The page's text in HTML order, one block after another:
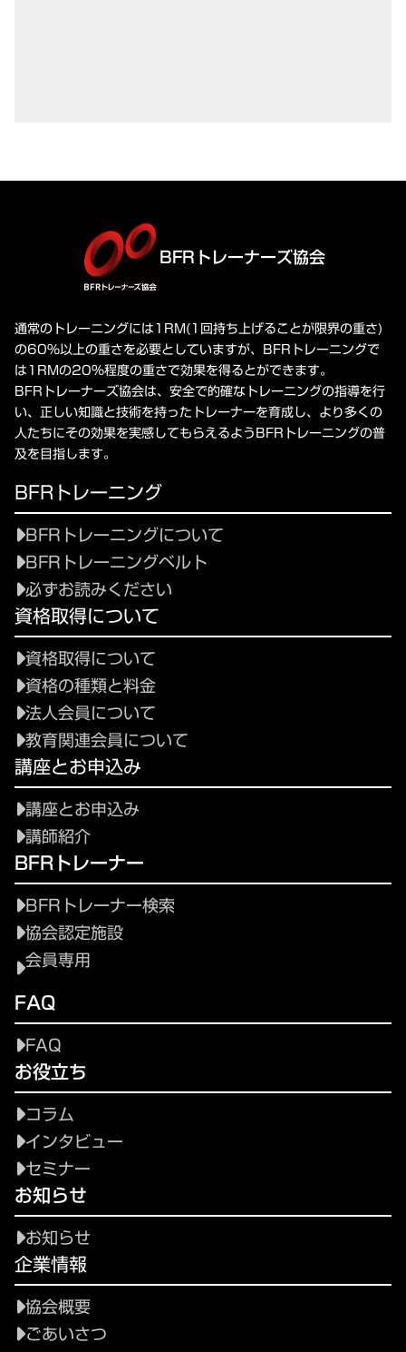
BFRトレーナーズ協会
通常のトレーニングには1RM(1回持ち上げることが限界の重さ)
の60%以上の重さを必要としていますが、BFRトレーニングで
は1RMの20%程度の重さで効果を得るとができます。
BFRトレーナーズ協会は、安全で的確なトレーニングの指導を行
い、正しい知識と技術を持ったトレーナーを育成し、より多くの
人たちにその効果を実感してもらえるようBFRトレーニングの普
及を目指します。
BFRトレーニング
BFRトレーニングについて
BFRトレーニングベルト
必ずお読みください
資格取得について
資格取得について
資格の種類と料金
法人会員について
教育関連会員について
講座とお申込み
講座とお申込み
講師紹介
BFRトレーナー
BFRトレーナー検索
協会認定施設
会員専用
FAQ
FAQ
お役立ち
コラム
インタビュー
セミナー
お知らせ
お知らせ
企業情報
協会概要
ごあいさつ